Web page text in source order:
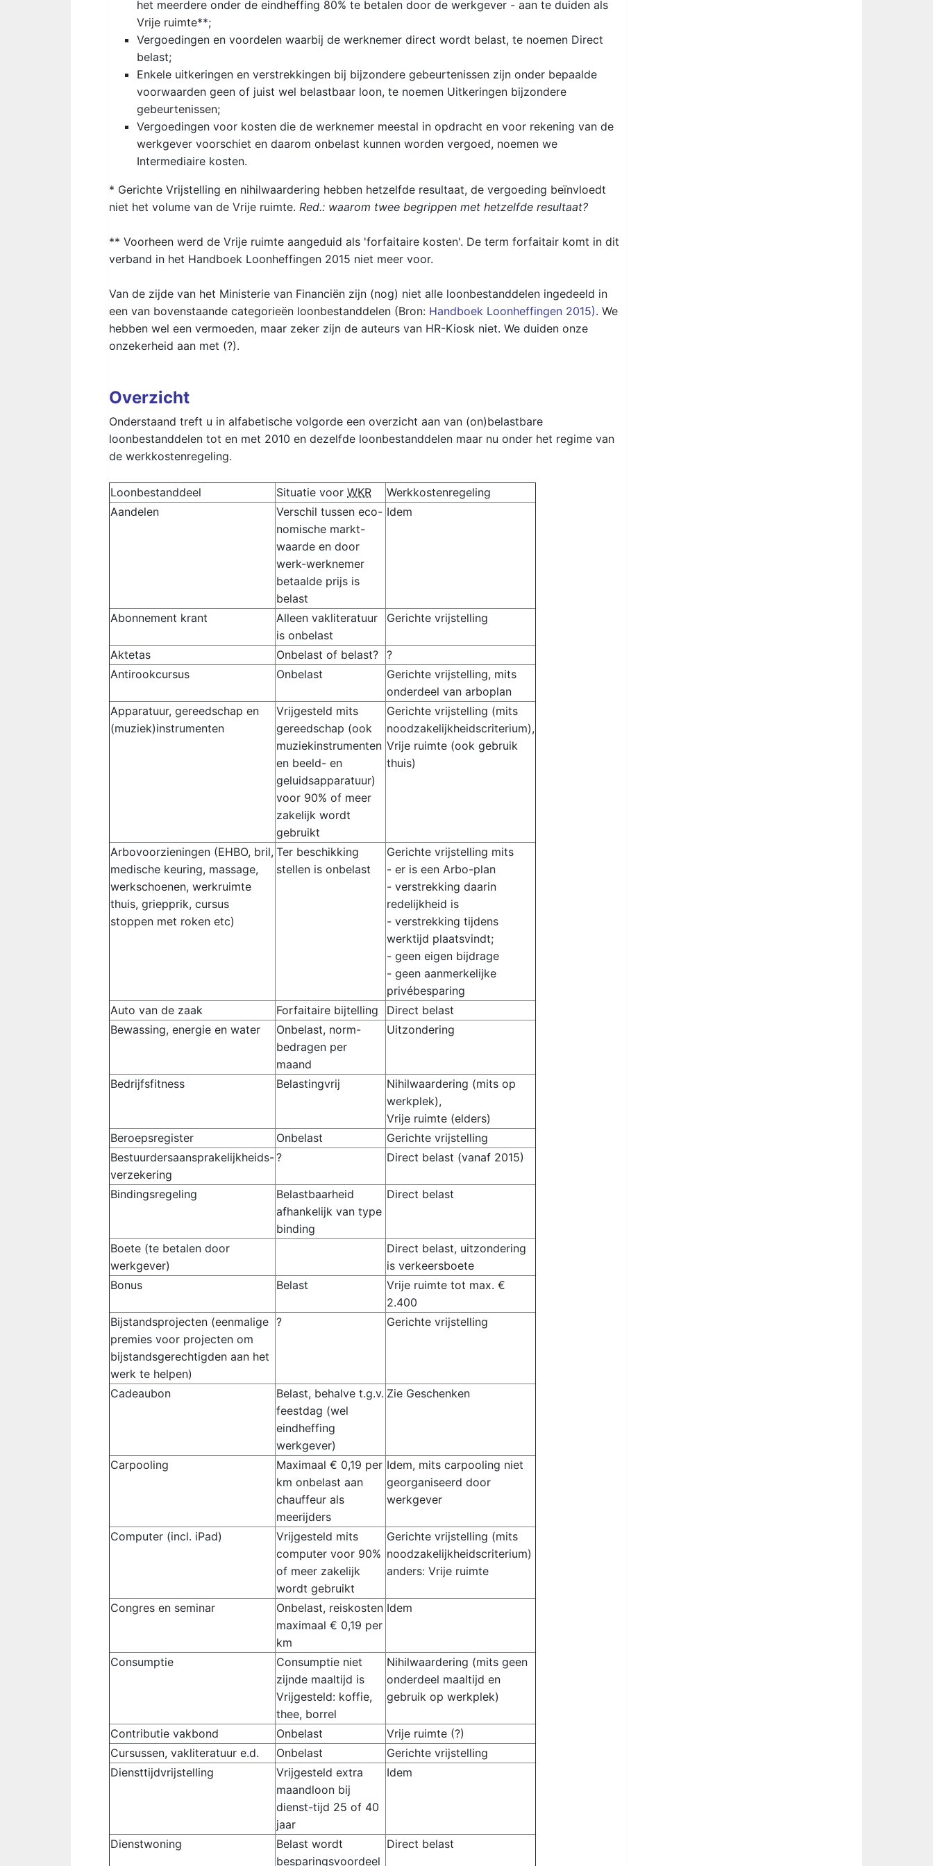
het meerdere onder de eindheffing 80% te betalen door de werkgever - aan te duiden als
Vrije ruimte**;
Vergoedingen en voordelen waarbij de werknemer direct wordt belast, te noemen Direct
belast;
Enkele uitkeringen en verstrekkingen bij bijzondere gebeurtenissen zijn onder bepaalde
voorwaarden geen of juist wel belastbaar loon, te noemen Uitkeringen bijzondere
gebeurtenissen;
Vergoedingen voor kosten die de werknemer meestal in opdracht en voor rekening van de
werkgever voorschiet en daarom onbelast kunnen worden vergoed, noemen we
Intermediaire kosten.
* Gerichte Vrijstelling en nihilwaardering hebben hetzelfde resultaat, de vergoeding beïnvloedt
niet het volume van de Vrije ruimte. Red.: waarom twee begrippen met hetzelfde resultaat?
** Voorheen werd de Vrije ruimte aangeduid als 'forfaitaire kosten'. De term forfaitair komt in dit
verband in het Handboek Loonheffingen 2015 niet meer voor.
Van de zijde van het Ministerie van Financiën zijn (nog) niet alle loonbestanddelen ingedeeld in
een van bovenstaande categorieën loonbestanddelen (Bron: Handboek Loonheffingen 2015). We
hebben wel een vermoeden, maar zeker zijn de auteurs van HR-Kiosk niet. We duiden onze
onzekerheid aan met (?).
Overzicht
Onderstaand treft u in alfabetische volgorde een overzicht aan van (on)belastbare
loonbestanddelen tot en met 2010 en dezelfde loonbestanddelen maar nu onder het regime van
de werkkostenregeling.
Loonbestanddeel Situatie voor WKR
Werkkostenregeling
Aandelen
Verschil tussen eco-
nomische markt-
waarde en door
werk-werknemer
betaalde prijs is
belast
Idem
Abonnement krant
Alleen vakliteratuur
is onbelast
Gerichte vrijstelling
Aktetas Onbelast of belast? ?
Antirookcursus
Onbelast
Gerichte vrijstelling, mits
onderdeel van arboplan
Apparatuur, gereedschap en
(muziek)instrumenten
Vrijgesteld mits
gereedschap (ook
muziekinstrumenten
en beeld- en
geluidsapparatuur)
voor 90% of meer
zakelijk wordt
gebruikt
Gerichte vrijstelling (mits
noodzakelijkheidscriterium),
Vrije ruimte (ook gebruik
thuis)
Arbovoorzieningen (EHBO, bril,
medische keuring, massage,
werkschoenen, werkruimte
thuis, griepprik, cursus
stoppen met roken etc)
Ter beschikking
stellen is onbelast
Gerichte vrijstelling mits
- er is een Arbo-plan
- verstrekking daarin
redelijkheid is
- verstrekking tijdens
werktijd plaatsvindt;
- geen eigen bijdrage
- geen aanmerkelijke
privébesparing
Auto van de zaak
Forfaitaire bijtelling
Direct belast
Bewassing, energie en water
Onbelast, norm-
bedragen per
maand
Uitzondering
Bedrijfsfitness Belastingvrij
Nihilwaardering (mits op
werkplek),
Vrije ruimte (elders)
Beroepsregister
Onbelast
Gerichte vrijstelling
Bestuurdersaansprakelijkheids-
verzekering
? Direct belast (vanaf 2015)
Bindingsregeling
Belastbaarheid
afhankelijk van type
binding
Direct belast
Boete (te betalen door
werkgever)
Direct belast, uitzondering
is verkeersboete
Bonus
Belast
Vrije ruimte tot max. €
2.400
Bijstandsprojecten (eenmalige
premies voor projecten om
bijstandsgerechtigden aan het
werk te helpen)
? Gerichte vrijstelling
Cadeaubon
Belast, behalve t.g.v.
feestdag (wel
eindheffing
werkgever)
Zie Geschenken
Carpooling
Maximaal € 0,19 per
km onbelast aan
chauffeur als
meerijders
Idem, mits carpooling niet
georganiseerd door
werkgever
Computer (incl. iPad)
Vrijgesteld mits
computer voor 90%
of meer zakelijk
wordt gebruikt
Gerichte vrijstelling (mits
noodzakelijkheidscriterium)
anders: Vrije ruimte
Congres en seminar
Onbelast, reiskosten
maximaal € 0,19 per
km
Idem
Consumptie
Consumptie niet
zijnde maaltijd is
Vrijgesteld: koffie,
thee, borrel
Nihilwaardering (mits geen
onderdeel maaltijd en
gebruik op werkplek)
Contributie vakbond Onbelast
Vrije ruimte (?)
Cursussen, vakliteratuur e.d.
Onbelast
Gerichte vrijstelling
Diensttijdvrijstelling
Vrijgesteld extra
maandloon bij
dienst-tijd 25 of 40
jaar
Idem
Dienstwoning
Belast wordt
besparingsvoordeel
Direct belast